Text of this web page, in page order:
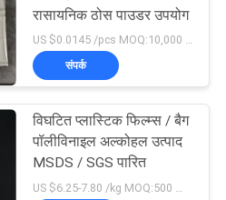
प्लास्टिक
रासायनिक ठोस पाउडर उपयोग
US $0.0145 /pcs MOQ:10,000 पीसी
संपर्क
विघटित प्लास्टिक फिल्म्स / बैग
पॉलीविनाइल अल्कोहल उत्पाद
MSDS / SGS पारित
US $6.25-7.80 /kg MOQ:500 किलो